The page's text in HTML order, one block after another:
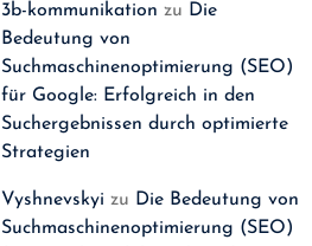
3b-kommunikation zu Die
Bedeutung von
Suchmaschinenoptimierung (SEO)
für Google: Erfolgreich in den
Suchergebnissen durch optimierte
Strategien
Vyshnevskyi zu Die Bedeutung von
Suchmaschinenoptimierung (SEO)